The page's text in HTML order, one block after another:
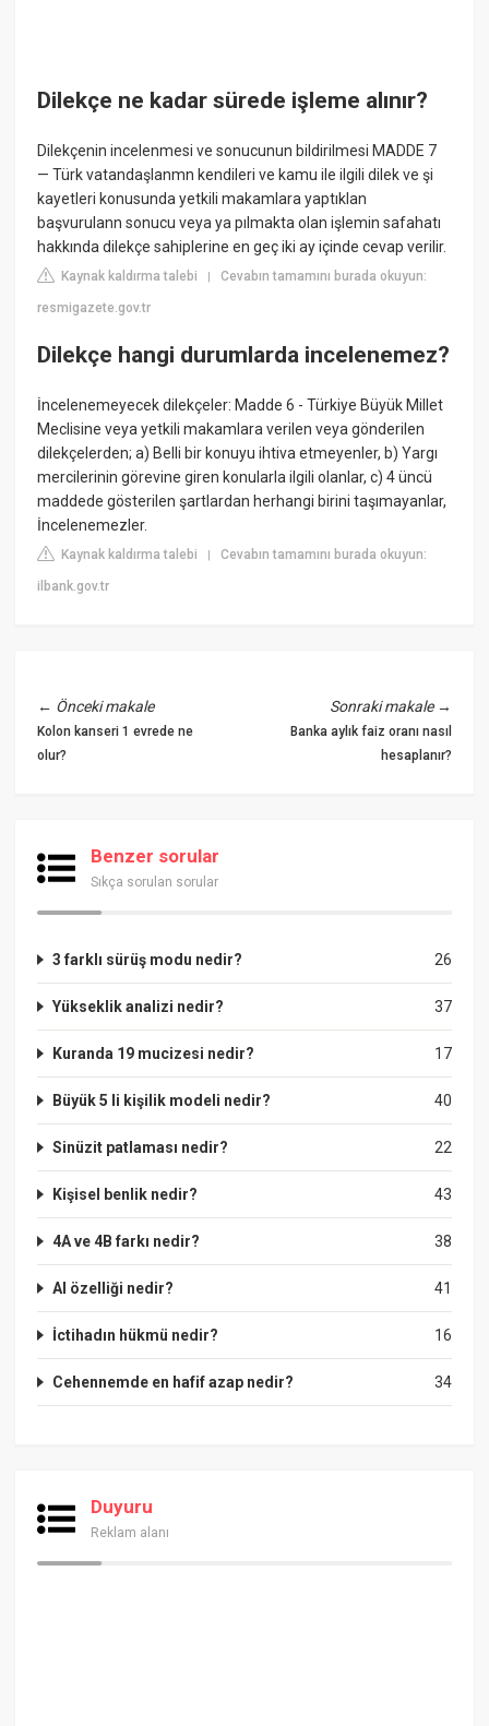
Dilekçe ne kadar sürede işleme alınır?
Dilekçenin incelenmesi ve sonucunun bildirilmesi MADDE 7
— Türk vatandaşlanmn kendileri ve kamu ile ilgili dilek ve şi
kayetleri konusunda yetkili makamlara yaptıklan
başvurulann sonucu veya ya pılmakta olan işlemin safahatı
hakkında dilekçe sahiplerine en geç iki ay içinde cevap verilir.
Kaynak kaldırma talebi |Cevabın tamamını burada okuyun:
resmigazete.gov.tr
Dilekçe hangi durumlarda incelenemez?
İncelenemeyecek dilekçeler: Madde 6 - Türkiye Büyük Millet
Meclisine veya yetkili makamlara verilen veya gönderilen
dilekçelerden; a) Belli bir konuyu ihtiva etmeyenler, b) Yargı
mercilerinin görevine giren konularla ilgili olanlar, c) 4 üncü
maddede gösterilen şartlardan herhangi birini taşımayanlar,
İncelenemezler.
Kaynak kaldırma talebi |Cevabın tamamını burada okuyun:
ilbank.gov.tr
← Önceki makale
Kolon kanseri 1 evrede ne
olur?
Sonraki makale→
Banka aylık faiz oranı nasıl
hesaplanır?
Benzer sorular
Sıkça sorulan sorular
26
3 farklı sürüş modu nedir?
37
Yükseklik analizi nedir?
17
Kuranda 19 mucizesi nedir?
40
Büyük 5 li kişilik modeli nedir?
22
Sinüzit patlaması nedir?
43
Kişisel benlik nedir?
38
4A ve 4B farkı nedir?
41
Al özelliği nedir?
16
İctihadın hükmü nedir?
34
Cehennemde en hafif azap nedir?
Duyuru
Reklam alanı